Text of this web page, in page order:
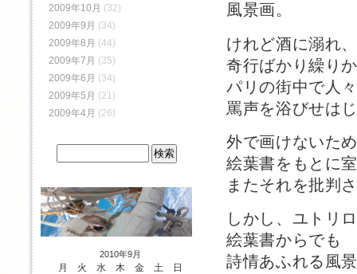
風景画。
けれど酒に溺れ
奇行ばかり繰り
パリの街中で人
罵声を浴びせは
外で画けないた
絵葉書をもとに
またそれを批判
しかし、ユトリ
絵葉書からでも
詩情あふれる風
2009年10月 (32)
2009年9月 (34)
2009年8月 (44)
2009年7月 (35)
2009年6月 (34)
2009年5月 (21)
2009年4月 (26)
2010年9月
月 火 水 木 金 土
日